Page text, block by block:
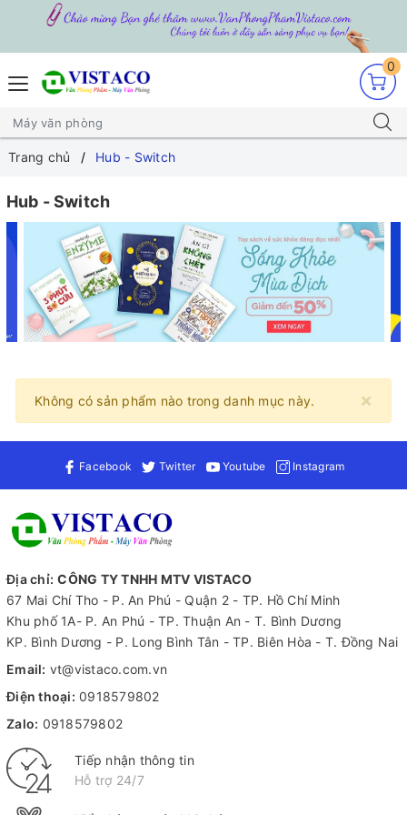
0
Trang chủ Hub - Switch
Hub - Switch
×
Không có sản phẩm nào trong danh mục này.
Facebook Twitter Youtube Instagram
Địa chỉ: CÔNG TY TNHH MTV VISTACO
67 Mai Chí Tho - P. An Phú - Quận 2 - TP. Hồ Chí Minh
Khu phố 1A- P. An Phú - TP. Thuận An - T. Bình Dương
KP. Bình Dương - P. Long Bình Tân - TP. Biên Hòa - T. Đồng Nai
Email: vt@vistaco.com.vn
Điện thoại: 0918579802
Zalo: 0918579802
Tiếp nhận thông tin
Hỗ trợ 24/7